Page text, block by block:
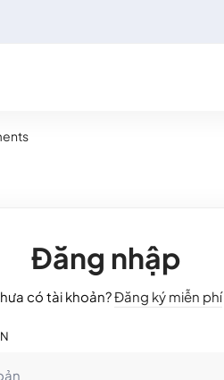
Đăng nhập
có tài khoản?Đăng ký miễn phí